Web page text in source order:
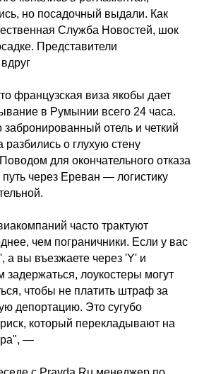
но посадочный выдали. Как
Служба Новостей, шок
Представители
французская виза якобы дает
в Румынии всего 24 часа.
отель и четкий
о глухую стену
для окончательного отказа
через Ереван — логистику
часто трактуют
чем пограничники. Если у вас
а вы въезжаете через 'Y' и
задержаться, лоукостеры могут
чтобы не платить штраф за
депортацию. Это сугубо
который перекладывают на
—